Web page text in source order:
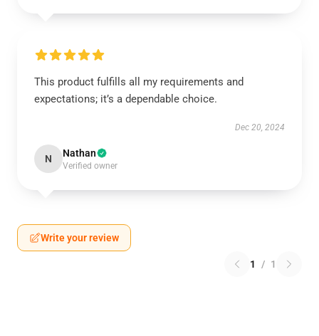
This product fulfills all my requirements and
expectations; it’s a dependable choice.
Dec 20, 2024
N Nathan
Verified owner
Write your review
1 / 1